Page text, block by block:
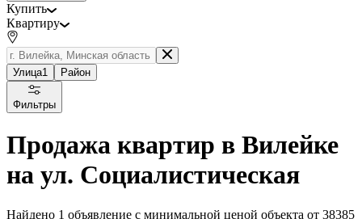
Купить
Квартиру
Улица1 Район
Фильтры
Продажа квартир в Вилейке
на ул. Социалистическая
Найдено 1 объявление с минимальной ценой объекта от 38385